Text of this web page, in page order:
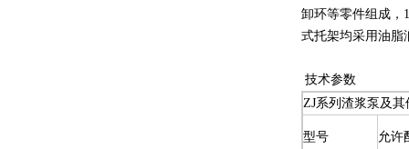
卸环等零件组成，
式托架均采用油脂
技术参数
ZJ系列渣浆泵及
型号 允许